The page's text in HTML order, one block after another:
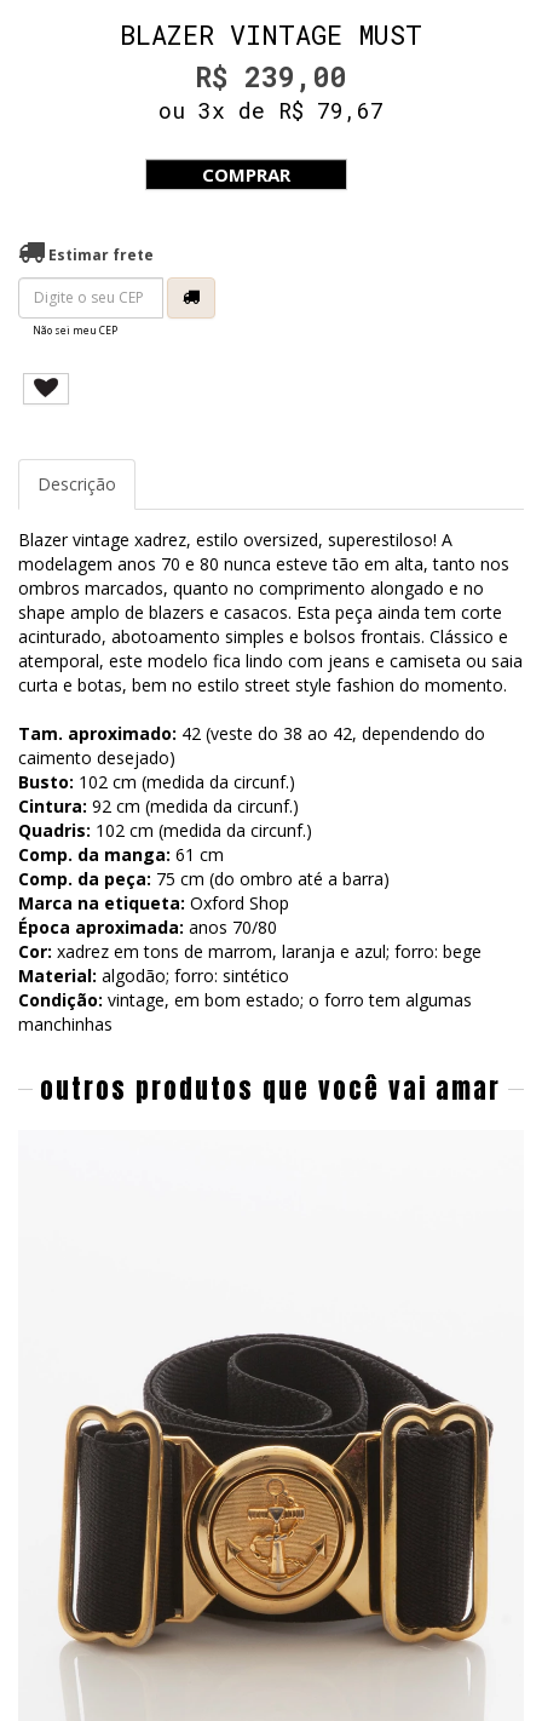
BLAZER VINTAGE MUST
R$ 239,00
ou 3x de R$ 79,67
COMPRAR
Estimar frete
Não sei meu CEP
Descrição
Blazer vintage xadrez, estilo oversized, superestiloso! A
modelagem anos 70 e 80 nunca esteve tão em alta, tanto nos
ombros marcados, quanto no comprimento alongado e no
shape amplo de blazers e casacos. Esta peça ainda tem corte
acinturado, abotoamento simples e bolsos frontais. Clássico e
atemporal, este modelo fica lindo com jeans e camiseta ou saia
curta e botas, bem no estilo street style fashion do momento.
Tam. aproximado: 42 (veste do 38 ao 42, dependendo do
caimento desejado)
Busto: 102 cm (medida da circunf.)
Cintura: 92 cm (medida da circunf.)
Quadris: 102 cm (medida da circunf.)
Comp. da manga: 61 cm
Comp. da peça: 75 cm (do ombro até a barra)
Marca na etiqueta: Oxford Shop
Época aproximada: anos 70/80
Cor: xadrez em tons de marrom, laranja e azul; forro: bege
Material: algodão; forro: sintético
Condição: vintage, em bom estado; o forro tem algumas
manchinhas
outros produtos que você vai amar